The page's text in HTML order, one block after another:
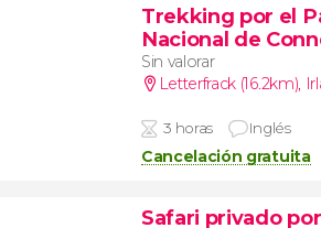
Trekking por el
Nacional de
Sin valorar
Letterfrack (16.2km),
3 horas Inglés
Cancelación gratuita
Safari privado